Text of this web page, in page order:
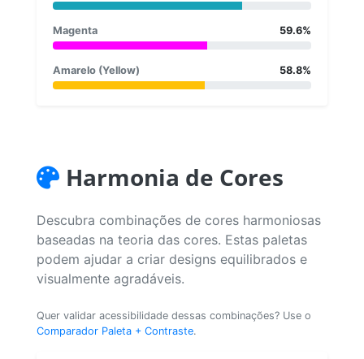
Magenta 59.6%
Amarelo (Yellow) 58.8%
Harmonia de Cores
Descubra combinações de cores harmoniosas
baseadas na teoria das cores. Estas paletas
podem ajudar a criar designs equilibrados e
visualmente agradáveis.
Quer validar acessibilidade dessas combinações? Use o
Comparador Paleta + Contraste.